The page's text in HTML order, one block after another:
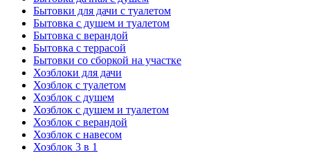
Бытовки для дачи с туалетом
Бытовка с душем и туалетом
Бытовка с верандой
Бытовка с террасой
Бытовки со сборкой на участке
Хозблоки для дачи
Хозблок с туалетом
Хозблок с душем
Хозблок с душем и туалетом
Хозблок с верандой
Хозблок с навесом
Хозблок 3 в 1